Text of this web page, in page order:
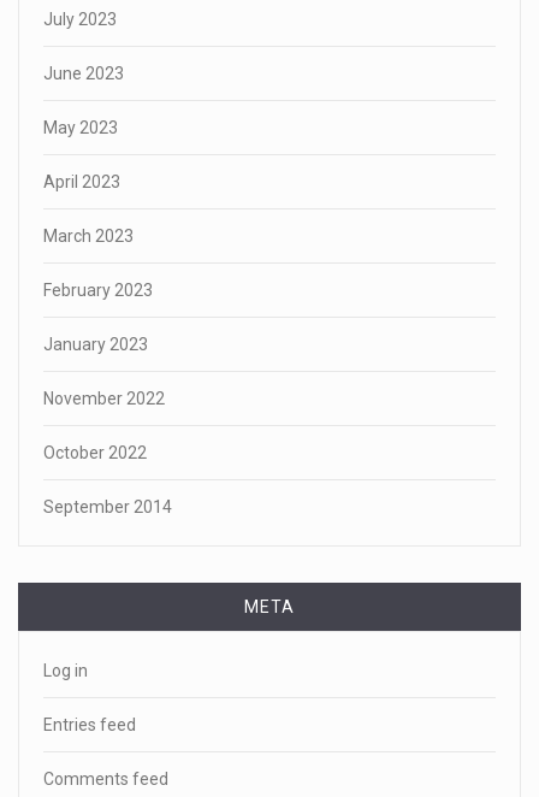
July 2023
June 2023
May 2023
April 2023
March 2023
February 2023
January 2023
November 2022
October 2022
September 2014
META
Log in
Entries feed
Comments feed